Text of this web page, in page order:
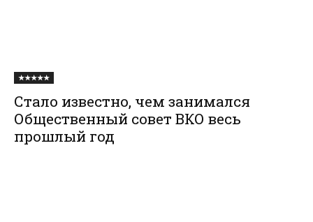
★★★★★
Стало известно, чем занимался
Общественный совет ВКО весь
прошлый год